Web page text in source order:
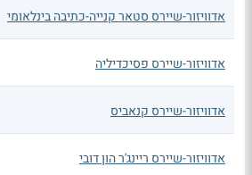
אדוויזור-שיירס סטאר קנייה-כתיבה בינלאומי
אדוויזור-שיירס פסיכדיליה
אדוויזור-שיירס קנאביס
אדוויזור-שיירס ריינג'ר הון דובי